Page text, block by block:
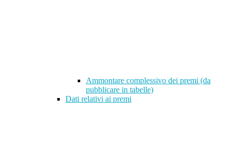
Ammontare complessivo dei premi (da
pubblicare in tabelle)
Dati relativi ai premi